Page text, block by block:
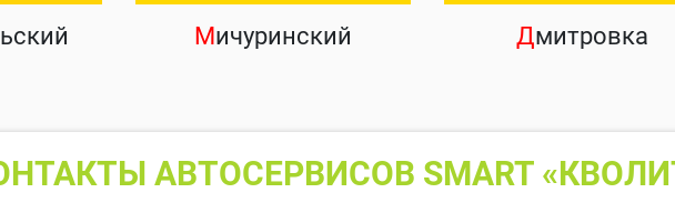
Мичуринский Дмитровка
АВТОСЕРВИСОВ SMART